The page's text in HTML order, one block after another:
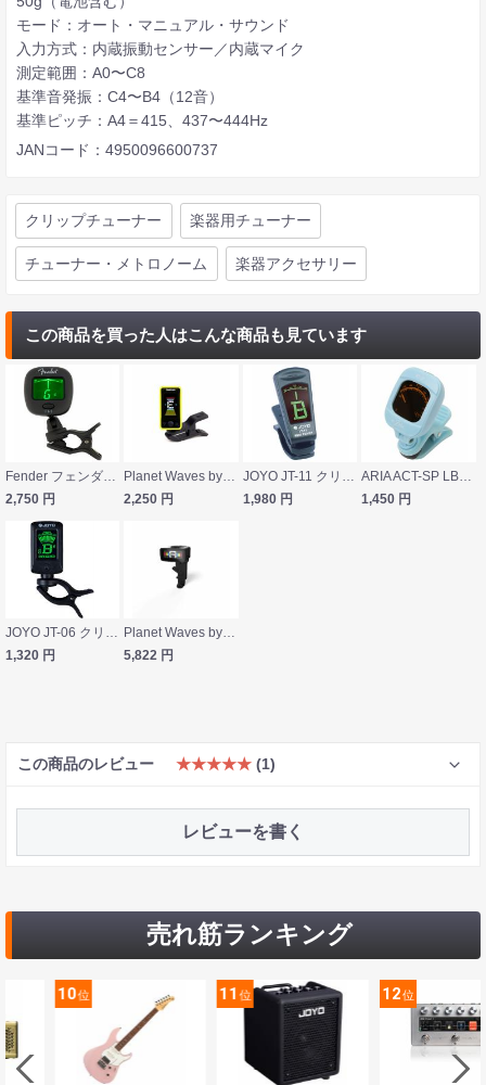
モード：オート・マニュアル・サウンド
入力方式：内蔵振動センサー／内蔵マイク
測定範囲：A0〜C8
基準音発振：C4〜B4（12音）
基準ピッチ：A4＝415、437〜444Hz
JANコード：4950096600737
クリップチューナー 楽器用チューナー
チューナー・メトロノーム 楽器アクセサリー
この商品を買った人はこんな商品も見ています
2,750 円
2,250 円
1,980 円
1,450 円
1,320 円
5,822 円
この商品のレビュー ★★★★★ (1)
レビューを書く
売れ筋ランキング
10位 11位 12位